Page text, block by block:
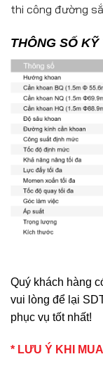
thi công đường
THÔNG SỐ
Quý khách hàng
vui lòng để lại
phục vụ tốt nhất!
* LƯU Ý KHI